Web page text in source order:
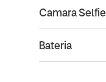
Camara Selfie
Bateria